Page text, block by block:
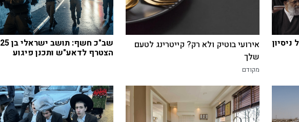
אירועי בוטיק ולא רק? קייטרינג לטעם
שלך
מקודם
שב"כ חשף: תושב ישראלי בן 25
הצטרף לדאע"ש ותכנן פיגוע